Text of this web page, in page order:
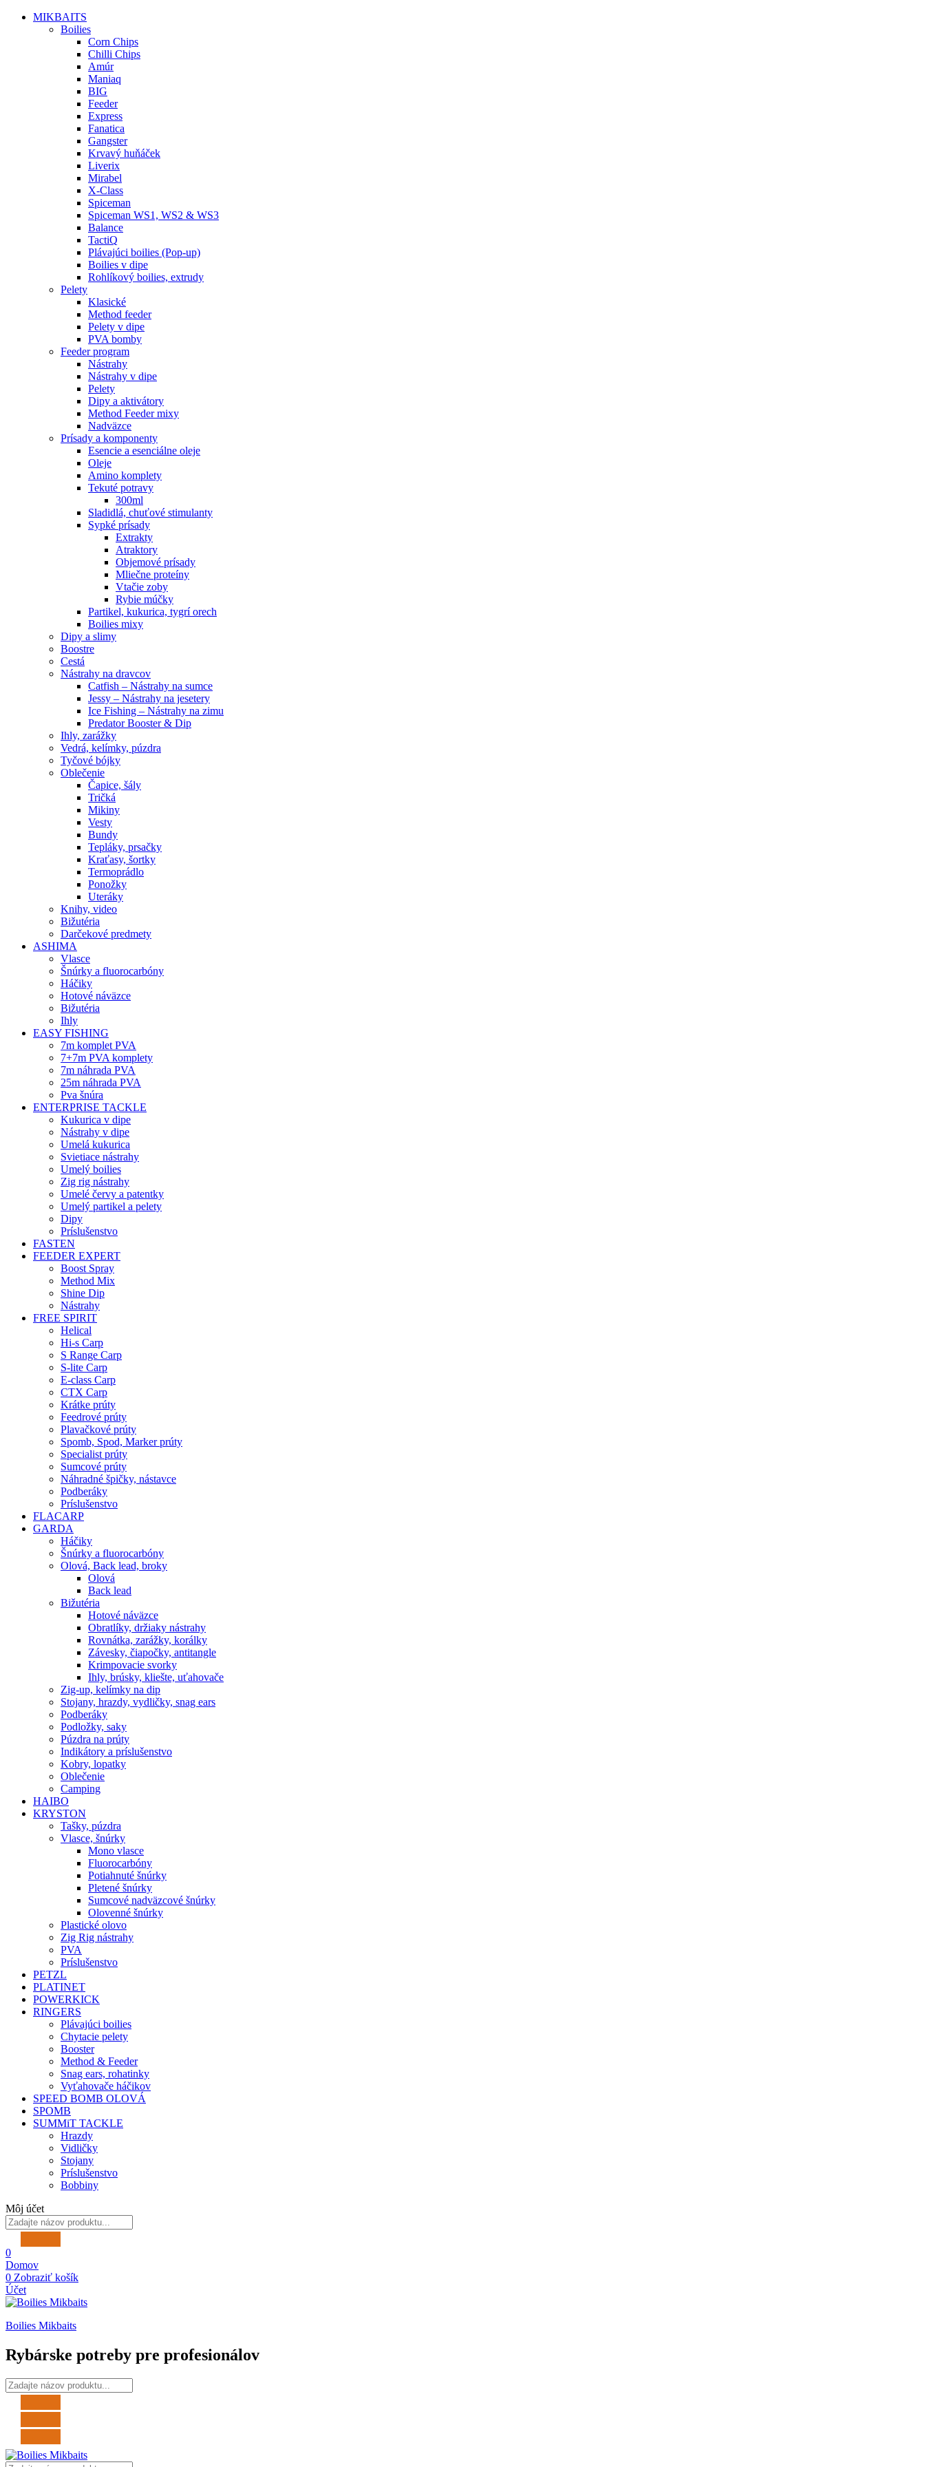
MIKBAITS
Boilies
Corn Chips
Chilli Chips
Amúr
Maniaq
BIG
Feeder
Express
Fanatica
Gangster
Krvavý huňáček
Liverix
Mirabel
X-Class
Spiceman
Spiceman WS1, WS2 & WS3
Balance
TactiQ
Plávajúci boilies (Pop-up)
Boilies v dipe
Rohlíkový boilies, extrudy
Pelety
Klasické
Method feeder
Pelety v dipe
PVA bomby
Feeder program
Nástrahy
Nástrahy v dipe
Pelety
Dipy a aktivátory
Method Feeder mixy
Nadväzce
Prísady a komponenty
Esencie a esenciálne oleje
Oleje
Amino komplety
Tekuté potravy
300ml
Sladidlá, chuťové stimulanty
Sypké prísady
Extrakty
Atraktory
Objemové prísady
Mliečne proteíny
Vtačie zoby
Rybie múčky
Partikel, kukurica, tygrí orech
Boilies mixy
Dipy a slimy
Boostre
Cestá
Nástrahy na dravcov
Catfish – Nástrahy na sumce
Jessy – Nástrahy na jesetery
Ice Fishing – Nástrahy na zimu
Predator Booster & Dip
Ihly, zarážky
Vedrá, kelímky, púzdra
Tyčové bójky
Oblečenie
Čapice, šály
Tričká
Mikiny
Vesty
Bundy
Tepláky, prsačky
Kraťasy, šortky
Termoprádlo
Ponožky
Uteráky
Knihy, video
Bižutéria
Darčekové predmety
ASHIMA
Vlasce
Šnúrky a fluorocarbóny
Háčiky
Hotové náväzce
Bižutéria
Ihly
EASY FISHING
7m komplet PVA
7+7m PVA komplety
7m náhrada PVA
25m náhrada PVA
Pva šnúra
ENTERPRISE TACKLE
Kukurica v dipe
Nástrahy v dipe
Umelá kukurica
Svietiace nástrahy
Umelý boilies
Zig rig nástrahy
Umelé červy a patentky
Umelý partikel a pelety
Dipy
Príslušenstvo
FASTEN
FEEDER EXPERT
Boost Spray
Method Mix
Shine Dip
Nástrahy
FREE SPIRIT
Helical
Hi-s Carp
S Range Carp
S-lite Carp
E-class Carp
CTX Carp
Krátke prúty
Feedrové prúty
Plavačkové prúty
Spomb, Spod, Marker prúty
Specialist prúty
Sumcové prúty
Náhradné špičky, nástavce
Podberáky
Príslušenstvo
FLACARP
GARDA
Háčiky
Šnúrky a fluorocarbóny
Olová, Back lead, broky
Olová
Back lead
Bižutéria
Hotové náväzce
Obratlíky, držiaky nástrahy
Rovnátka, zarážky, korálky
Závesky, čiapočky, antitangle
Krimpovacie svorky
Ihly, brúsky, kliešte, uťahovače
Zig-up, kelímky na dip
Stojany, hrazdy, vydličky, snag ears
Podberáky
Podložky, saky
Púzdra na prúty
Indikátory a príslušenstvo
Kobry, lopatky
Oblečenie
Camping
HAIBO
KRYSTON
Tašky, púzdra
Vlasce, šnúrky
Mono vlasce
Fluorocarbóny
Potiahnuté šnúrky
Pletené šnúrky
Sumcové nadväzcové šnúrky
Olovenné šnúrky
Plastické olovo
Zig Rig nástrahy
PVA
Príslušenstvo
PETZL
PLATINET
POWERKICK
RINGERS
Plávajúci boilies
Chytacie pelety
Booster
Method & Feeder
Snag ears, rohatinky
Vyťahovače háčikov
SPEED BOMB OLOVÁ
SPOMB
SUMMiT TACKLE
Hrazdy
Vidličky
Stojany
Príslušenstvo
Bobbiny
Môj účet
0
Domov
0 Zobraziť košík
Účet
Boilies Mikbaits
Rybárske potreby pre profesionálov